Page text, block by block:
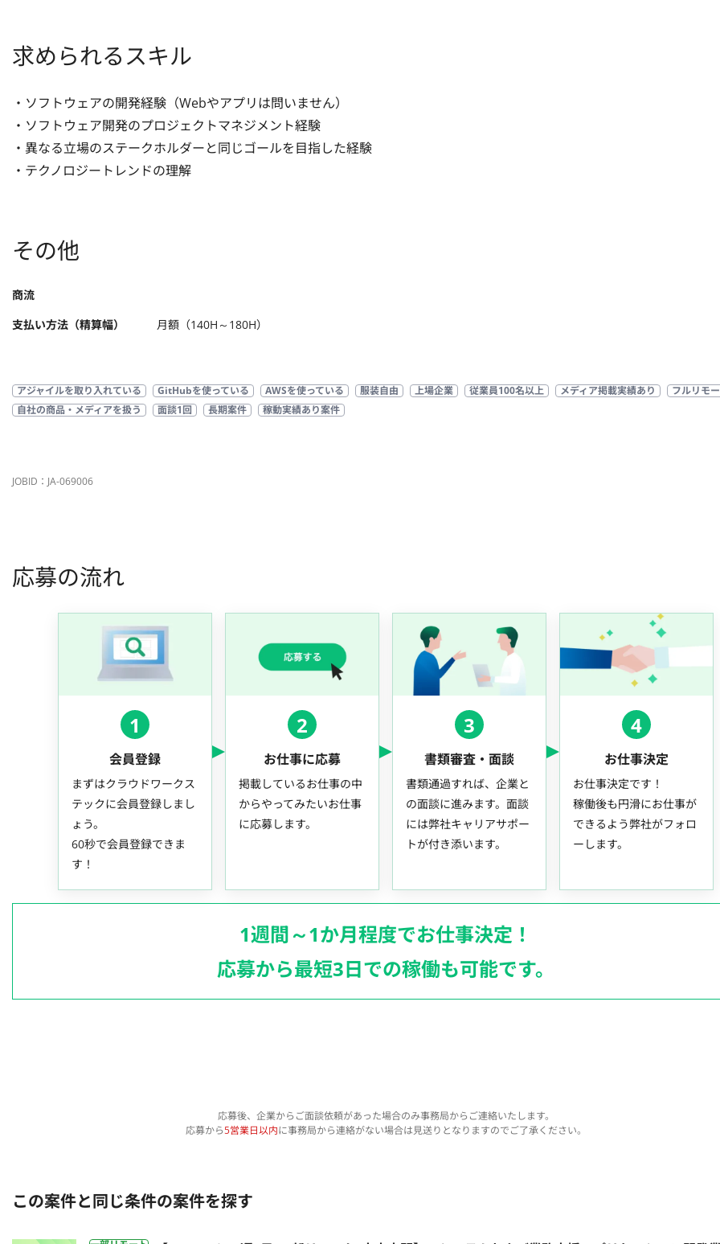
求められるスキル
・ソフトウェアの開発経験（Webやアプリは問いません）
・ソフトウェア開発のプロジェクトマネジメント経験
・異なる立場のステークホルダーと同じゴールを目指した経験
・テクノロジートレンドの理解
その他
商流
支払い方法（精算幅）
月額（140H～180H）
アジャイルを取り入れている GitHubを使っている AWSを使っている 服装自由 上場企業 従業員100名以上 メディア掲載実績あり
フルリモ
自社の商品・メディアを扱う
面談1回 長期案件 稼動実績あり案件
JOBID：JA-069006
応募の流れ
1
会員登録
まずはクラウドワークス
テックに会員登録しまし
ょう。
60秒で会員登録できま
す！
2
お仕事に応募
掲載しているお仕事の中
からやってみたいお仕事
に応募します。
3
書類審査・面談
書類通過すれば、企業と
の面談に進みます。面談
には弊社キャリアサポー
トが付き添います。
4
お仕事決定
お仕事決定です！
稼働後も円滑にお仕事が
できるよう弊社がフォロ
ーします。
1週間～1か月程度でお仕事決定！
応募から最短3日での稼働も可能です。
応募後、企業からご面談依頼があった場合のみ事務局からご連絡いたします。
応募から5営業日以内に事務局から連絡がない場合は見送りとなりますのでご了承ください。
この案件と同じ条件の案件を探す